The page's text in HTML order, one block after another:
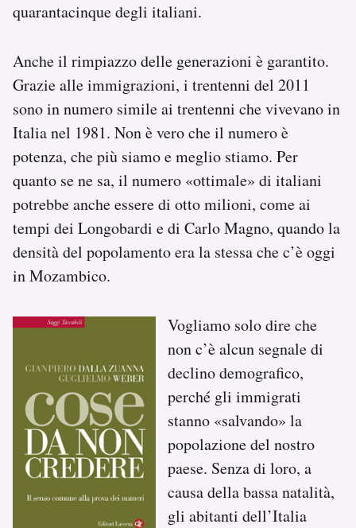
quarantacinque degli italiani.
Anche il rimpiazzo delle generazioni è garantito.
Grazie alle immigrazioni, i trentenni del 2011
sono in numero simile ai trentenni che vivevano in
Italia nel 1981. Non è vero che il numero è
potenza, che più siamo e meglio stiamo. Per
quanto se ne sa, il numero «ottimale» di italiani
potrebbe anche essere di otto milioni, come ai
tempi dei Longobardi e di Carlo Magno, quando la
densità del popolamento era la stessa che c’è oggi
in Mozambico.
Vogliamo solo dire che
non c’è alcun segnale di
declino demografico,
perché gli immigrati
stanno «salvando» la
popolazione del nostro
paese. Senza di loro, a
causa della bassa natalità,
gli abitanti dell’Italia